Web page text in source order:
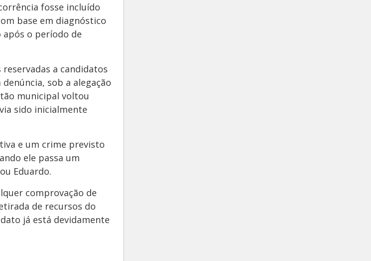
fosse incluído
base em diagnóstico
o período de
a candidatos
sob a alegação
municipal voltou
sido inicialmente
e um crime previsto
ele passa um
Eduardo.
comprovação de
de recursos do
já está devidamente